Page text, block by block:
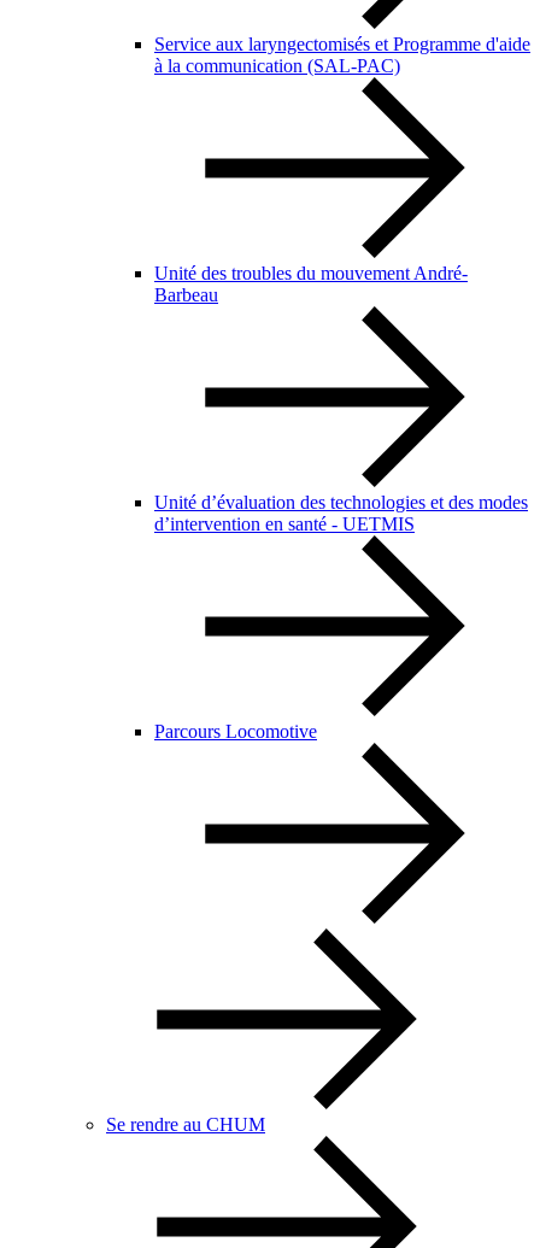
Service aux laryngectomisés et Programme d'aide
à la communication (SAL-PAC)
Unité des troubles du mouvement André-
Barbeau
Unité d’évaluation des technologies et des modes
d’intervention en santé - UETMIS
Parcours Locomotive
Se rendre au CHUM